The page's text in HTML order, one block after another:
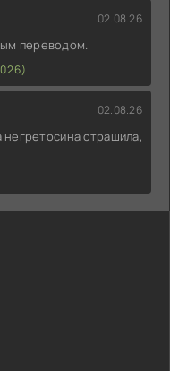
02.08.26
переводом.
02.08.26
страшила,